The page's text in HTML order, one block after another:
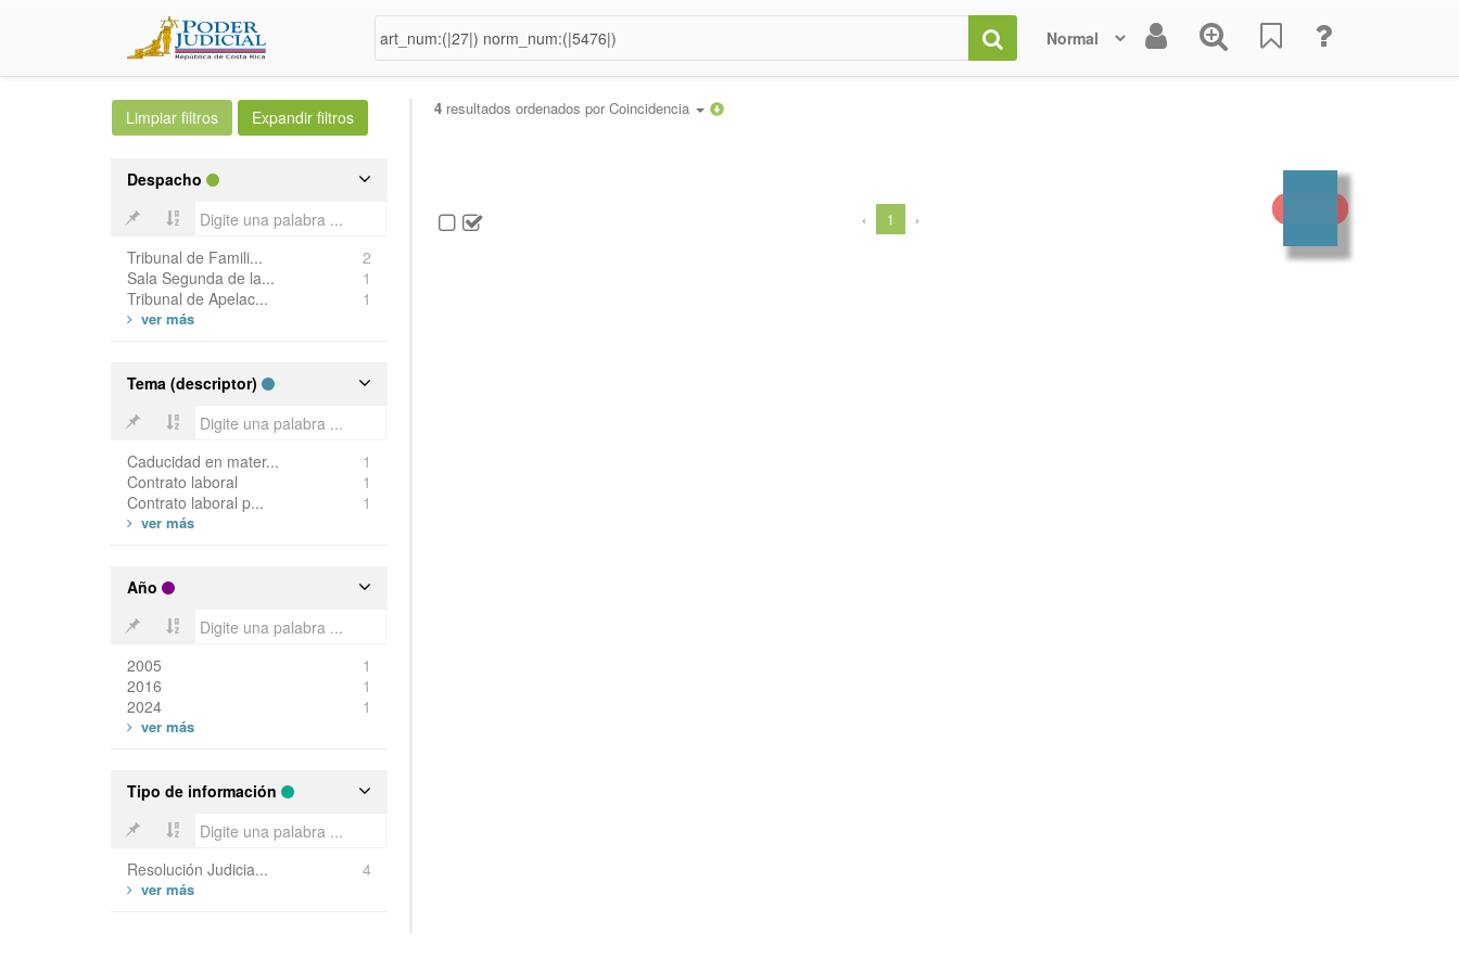
Despacho
Tribunal de Famili...
2
Sala Segunda de la...
1
Tribunal de Apelac...
1
Tema (descriptor)
Caducidad en mater...
1
Contrato laboral
1
Contrato laboral p...
1
Año
2005
1
2016
1
2024
1
Tipo de información
Resolución Judicia... 4
4resultados ordenados por Coincidencia
‹ 1 ›